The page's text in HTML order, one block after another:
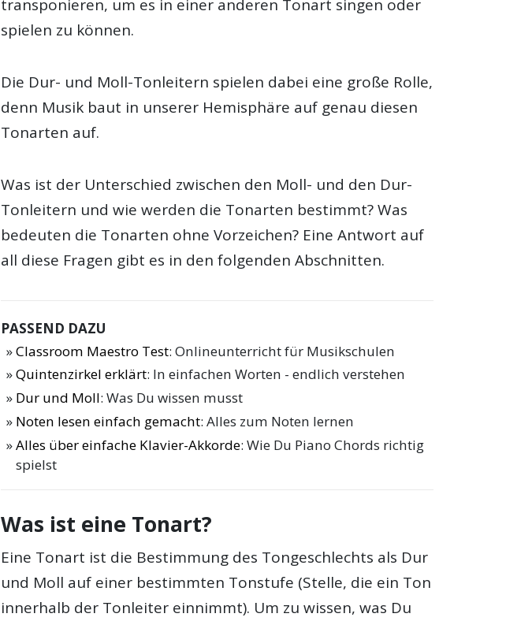
transponieren, um es in einer anderen Tonart singen oder
spielen zu können.
Die Dur- und Moll-Tonleitern spielen dabei eine große Rolle,
denn Musik baut in unserer Hemisphäre auf genau diesen
Tonarten auf.
Was ist der Unterschied zwischen den Moll- und den Dur-
Tonleitern und wie werden die Tonarten bestimmt? Was
bedeuten die Tonarten ohne Vorzeichen? Eine Antwort auf
all diese Fragen gibt es in den folgenden Abschnitten.
PASSEND DAZU
Classroom Maestro Test: Onlineunterricht für Musikschulen
Quintenzirkel erklärt: In einfachen Worten - endlich verstehen
Dur und Moll: Was Du wissen musst
Noten lesen einfach gemacht: Alles zum Noten lernen
Alles über einfache Klavier-Akkorde: Wie Du Piano Chords richtig
spielst
Was ist eine Tonart?
Eine Tonart ist die Bestimmung des Tongeschlechts als Dur
und Moll auf einer bestimmten Tonstufe (Stelle, die ein Ton
innerhalb der Tonleiter einnimmt). Um zu wissen, was Du